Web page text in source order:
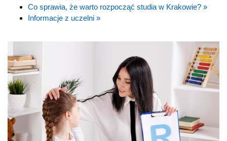
Co sprawia, że warto rozpocząć studia w Krakowie? »
Informacje z uczelni »